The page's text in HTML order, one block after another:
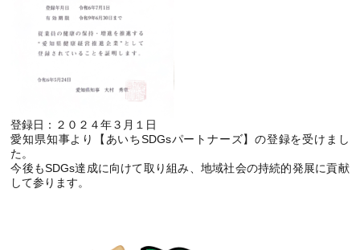
登録日：２０２４年３月１日
愛知県知事より【あいちSDGsパートナーズ】の登録を受けまし
た。
今後もSDGs達成に向けて取り組み、地域社会の持続的発展に貢献
して参ります。